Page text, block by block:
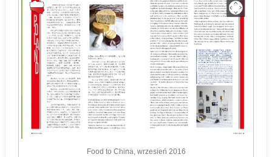
Food to China, wrzesień 2016